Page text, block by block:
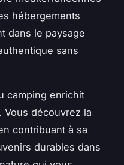
hébergements
dans le paysage
sans
camping enrichit
Vous découvrez la
contribuant à sa
durables dans